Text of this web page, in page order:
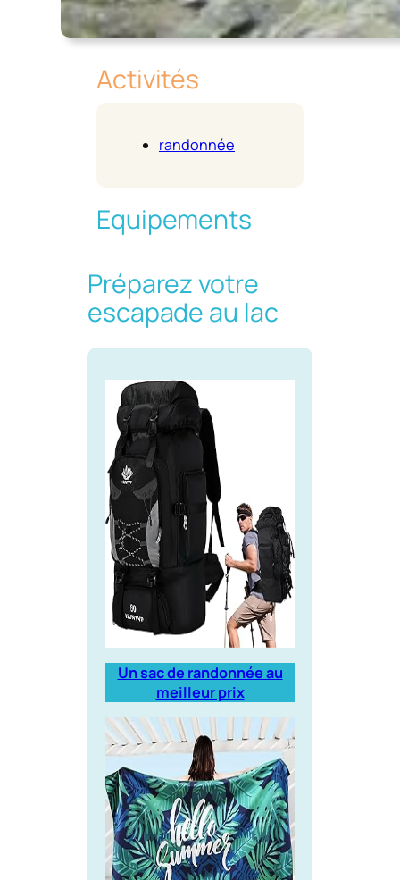
Activités
randonnée
Equipements
Préparez votre
escapade au lac
Un sac de randonnée au
meilleur prix